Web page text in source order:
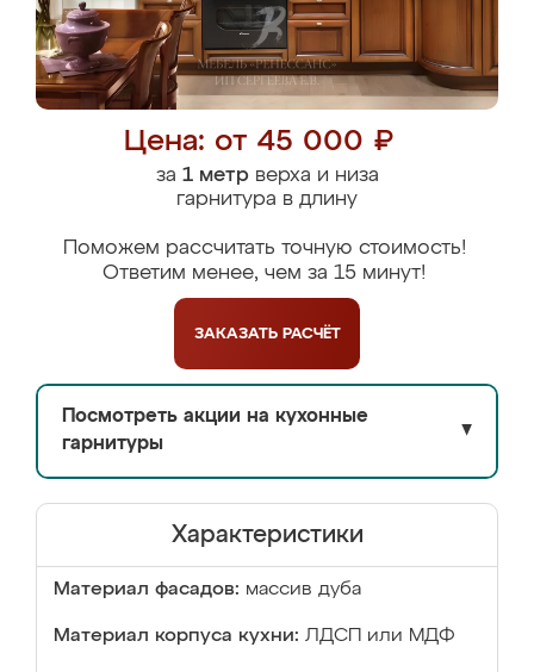
Цена: от 45 000 ₽
за 1 метрверха и низа
гарнитура в длину
Поможем рассчитать точную стоимость!
Ответим менее, чем за 15 минут!
ЗАКАЗАТЬ РАСЧЁТ
Посмотреть акции на кухонные
гарнитуры
▼
Характеристики
Материал фасадов: массив дуба
Материал корпуса кухни: ЛДСП или МДФ